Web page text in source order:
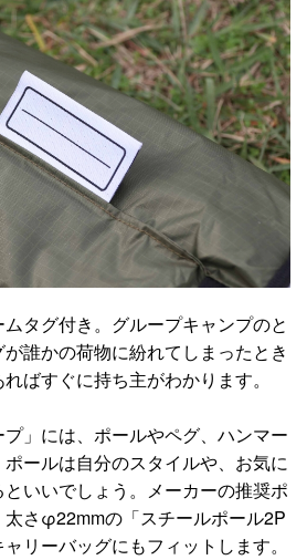
タグ付き。グループキャンプのと
誰かの荷物に紛れてしまったとき
ばすぐに持ち主がわかります。
プ」には、ポールやペグ、ハンマー
ールは自分のスタイルや、お気に
いいでしょう。メーカーの推奨ポ
さφ22mmの「スチールポール2P
リーバッグにもフィットします。